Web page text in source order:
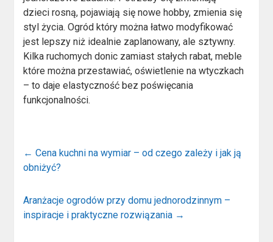
dzieci rosną, pojawiają się nowe hobby, zmienia się
styl życia. Ogród który można łatwo modyfikować
jest lepszy niż idealnie zaplanowany, ale sztywny.
Kilka ruchomych donic zamiast stałych rabat, meble
które można przestawiać, oświetlenie na wtyczkach
– to daje elastyczność bez poświęcania
funkcjonalności.
← Cena kuchni na wymiar – od czego zależy i jak ją
obniżyć?
Aranżacje ogrodów przy domu jednorodzinnym –
inspiracje i praktyczne rozwiązania →